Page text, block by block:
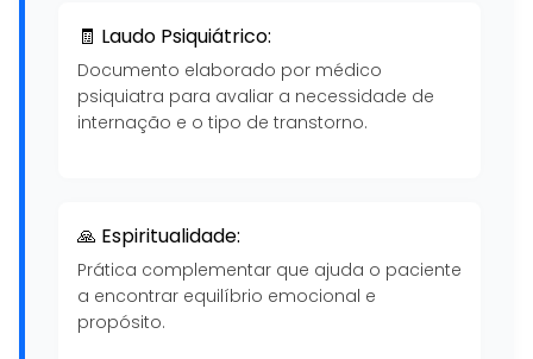
🧾 Laudo Psiquiátrico:
Documento elaborado por médico
psiquiatra para avaliar a necessidade de
internação e o tipo de transtorno.
🙏 Espiritualidade:
Prática complementar que ajuda o paciente
a encontrar equilíbrio emocional e
propósito.